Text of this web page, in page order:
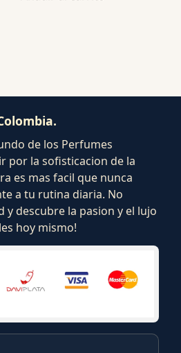
de los Perfumes
por la sofisticacion de la
es mas facil que nunca
a tu rutina diaria. No
descubre la pasion y el lujo
hoy mismo!